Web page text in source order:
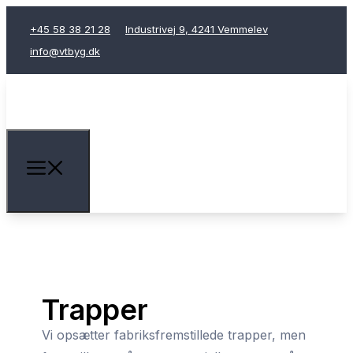
+45 58 38 21 28
Industrivej 9, 4241 Vemmelev
info@vtbyg.dk
Trapper
Vi opsætter fabriksfremstillede trapper, men